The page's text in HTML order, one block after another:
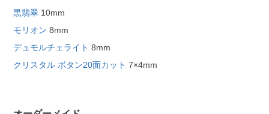
黒翡翠 10mm
モリオン 8mm
デュモルチェライト 8mm
クリスタル ボタン20面カット 7×4mm